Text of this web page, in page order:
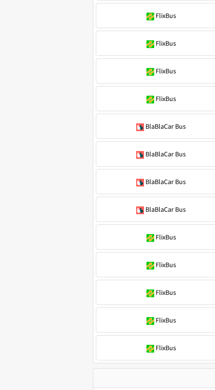
FlixBus
FlixBus
FlixBus
FlixBus
BlaBlaCar Bus
BlaBlaCar Bus
BlaBlaCar Bus
BlaBlaCar Bus
FlixBus
FlixBus
FlixBus
FlixBus
FlixBus